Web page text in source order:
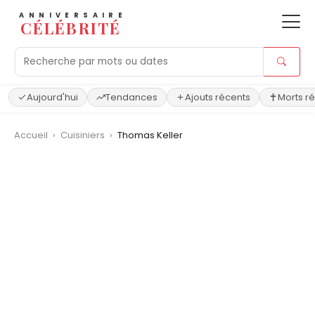
ANNIVERSAIRE
CÉLÉBRITÉ
Aujourd'hui Tendances Ajouts récents Morts
Accueil › Cuisiniers › Thomas Keller